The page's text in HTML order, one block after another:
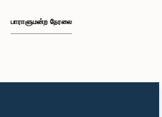
பாராளுமன்ற நேரலை